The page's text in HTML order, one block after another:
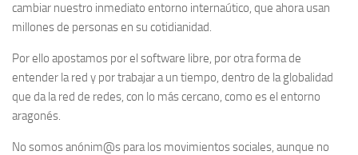
cambiar nuestro inmediato entorno internaútico, que ahora usan
millones de personas en su cotidianidad.
Por ello apostamos por el software libre, por otra forma de
entender la red y por trabajar a un tiempo, dentro de la globalidad
que da la red de redes, con lo más cercano, como es el entorno
aragonés.
No somos anónim@s para los movimientos sociales, aunque no